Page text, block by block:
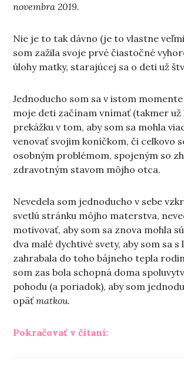
novembra 2019.
Nie je to tak dávno (je to vlastne
som zažila svoje prvé čiastočné
úlohy matky, starajúcej sa o deti už
Jednoducho som sa v istom
moje deti začínam vnímať (takmer už
prekážku v tom, aby som sa mohla
venovať svojim koníčkom, či celkovo
osobným problémom, spojeným so
zdravotným stavom môjho otca.
Nevedela som jednoducho v sebe
svetlú stránku môjho materstva,
motivovať, aby som sa znova mohla
dva malé dychtivé svety, aby som sa s
zahrabala do toho bájneho tepla
som zas bola schopná doma
pohodu (a poriadok), aby som
opäťmatkou.
Pokračovať v čítaní:„O tom peknom